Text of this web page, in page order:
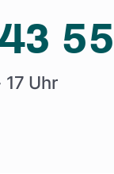
Uhr